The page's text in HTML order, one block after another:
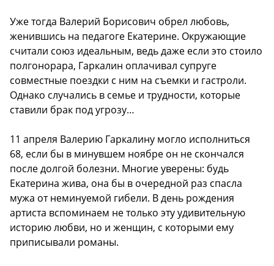
Уже тогда Валерий Борисович обрел любовь,
женившись на педагоге Екатерине. Окружающие
считали союз идеальным, ведь даже если это стоило
полгонорара, Гаркалин оплачивал супруге
совместные поездки с ним на съемки и гастроли.
Однако случались в семье и трудности, которые
ставили брак под угрозу…
11 апреля Валерию Гаркалину могло исполниться
68, если бы в минувшем ноябре он не скончался
после долгой болезни. Многие уверены: будь
Екатерина жива, она бы в очередной раз спасла
мужа от неминуемой гибели. В день рождения
артиста вспоминаем не только эту удивительную
историю любви, но и женщин, с которыми ему
приписывали романы.